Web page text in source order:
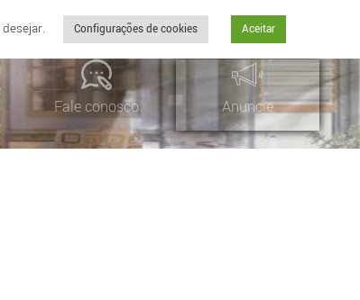
Fale conosco Anuncie
Configurações de cookies Aceitar